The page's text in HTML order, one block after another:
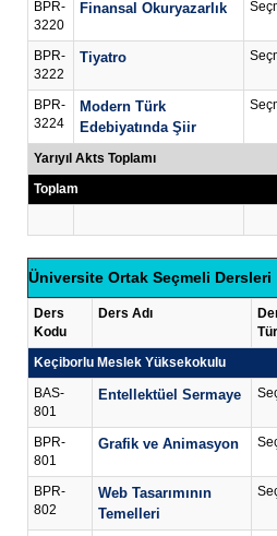
BPR-
3220
Finansal Okuryazarlık
BPR-
3222
Tiyatro
BPR-
3224
Modern Türk
Edebiyatında Şiir
Yarıyıl Akts Toplamı
Toplam
Üniversite Ortak Seçmeli Dersleri
Ders
Kodu
Ders Adı
Keçiborlu Meslek Yüksekokulu
BAS-
801
Entellektüel Sermaye
BPR-
801
Grafik ve Animasyon
BPR-
802
Web Tasarımının
Temelleri